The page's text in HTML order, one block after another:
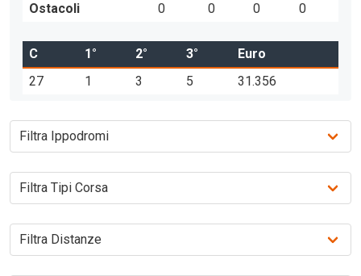
Ostacoli
0 0 0 0
C 1° 2° 3°
Euro
27
1 3 5 31.356